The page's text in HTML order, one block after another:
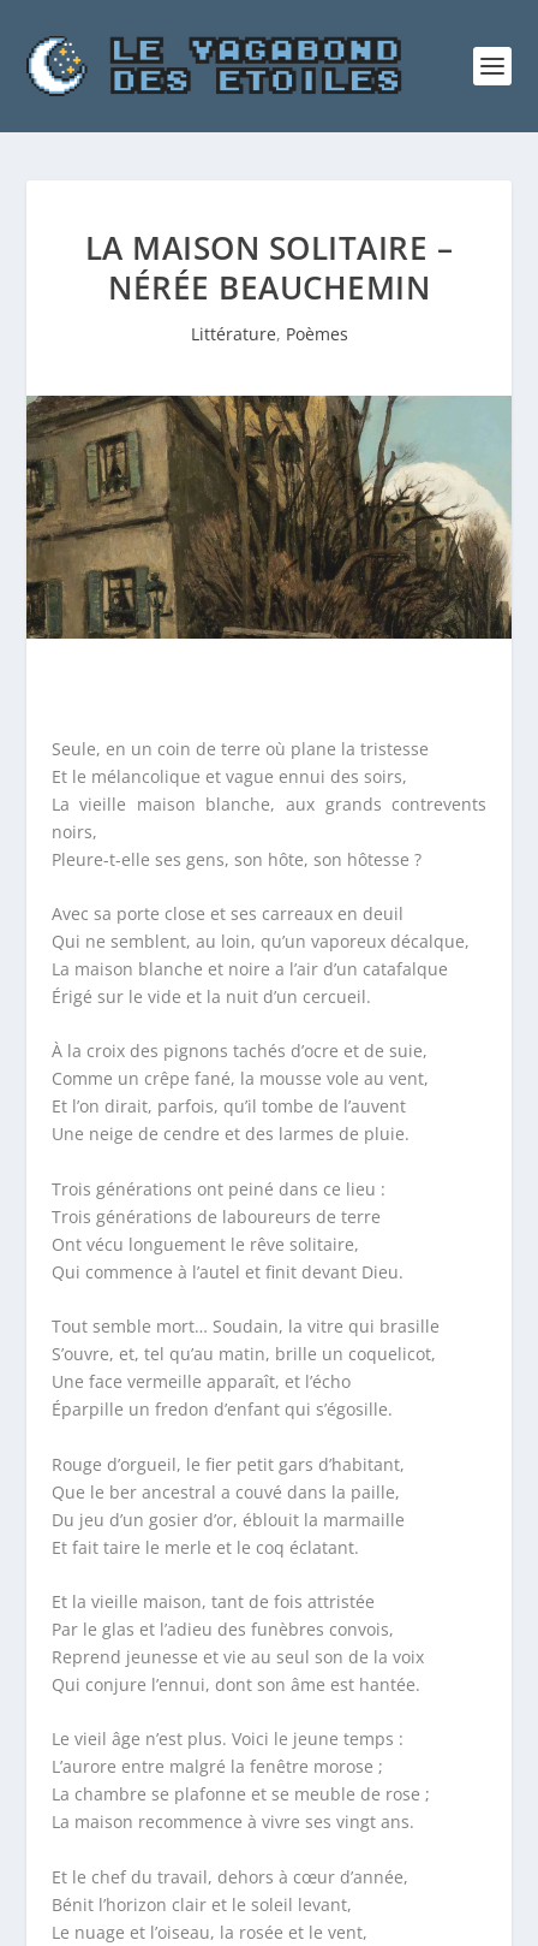
LA MAISON SOLITAIRE –
NÉRÉE BEAUCHEMIN
Littérature, Poèmes
Seule, en un coin de terre où plane la tristesse
Et le mélancolique et vague ennui des soirs,
La vieille maison blanche, aux grands contrevents
noirs,
Pleure-t-elle ses gens, son hôte, son hôtesse ?
Avec sa porte close et ses carreaux en deuil
Qui ne semblent, au loin, qu’un vaporeux décalque,
La maison blanche et noire a l’air d’un catafalque
Érigé sur le vide et la nuit d’un cercueil.
À la croix des pignons tachés d’ocre et de suie,
Comme un crêpe fané, la mousse vole au vent,
Et l’on dirait, parfois, qu’il tombe de l’auvent
Une neige de cendre et des larmes de pluie.
Trois générations ont peiné dans ce lieu :
Trois générations de laboureurs de terre
Ont vécu longuement le rêve solitaire,
Qui commence à l’autel et finit devant Dieu.
Tout semble mort… Soudain, la vitre qui brasille
S’ouvre, et, tel qu’au matin, brille un coquelicot,
Une face vermeille apparaît, et l’écho
Éparpille un fredon d’enfant qui s’égosille.
Rouge d’orgueil, le fier petit gars d’habitant,
Que le ber ancestral a couvé dans la paille,
Du jeu d’un gosier d’or, éblouit la marmaille
Et fait taire le merle et le coq éclatant.
Et la vieille maison, tant de fois attristée
Par le glas et l’adieu des funèbres convois,
Reprend jeunesse et vie au seul son de la voix
Qui conjure l’ennui, dont son âme est hantée.
Le vieil âge n’est plus. Voici le jeune temps :
L’aurore entre malgré la fenêtre morose ;
La chambre se plafonne et se meuble de rose ;
La maison recommence à vivre ses vingt ans.
Et le chef du travail, dehors à cœur d’année,
Bénit l’horizon clair et le soleil levant,
Le nuage et l’oiseau, la rosée et le vent,